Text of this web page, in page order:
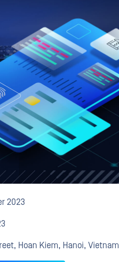
2023
Hoan Kiem, Hanoi, Vietnam